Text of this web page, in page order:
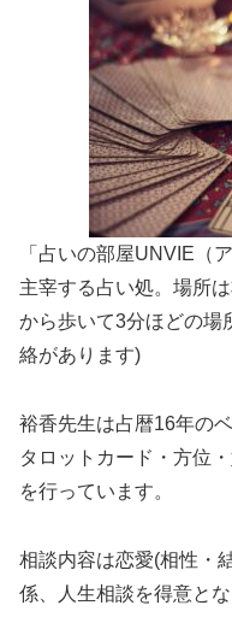
「占いの部屋UNVIE
主宰する占い処。場所
から歩いて3分ほどの場
絡があります)
裕香先生は占暦16年の
タロットカード・方位
を行っています。
相談内容は恋愛(相性・
係、人生相談を得意とな